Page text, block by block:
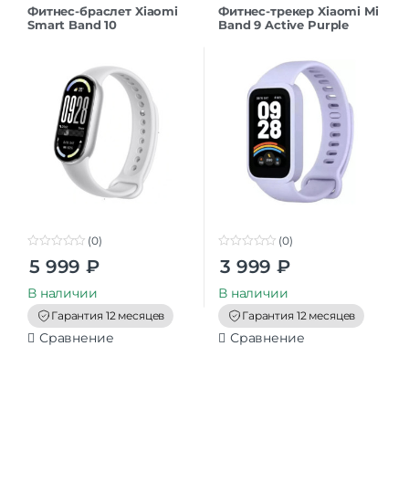
Фитнес-браслет Xiaomi
Smart Band 10
o
t
o
f
5
(0)
5 999 ₽
В наличии
Гарантия 12 месяцев
Сравнение
Фитнес-трекер Xiaomi Mi
Band 9 Active Purple
o
t
o
f
5
(0)
3 999 ₽
В наличии
Гарантия 12 месяцев
Сравнение